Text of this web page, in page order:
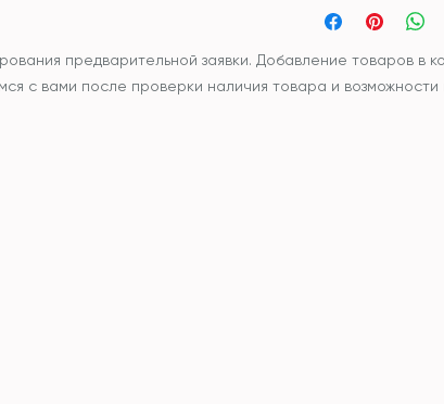
Размер: 10*29см
предварительной заявки. Добавление товаров в
с вами после проверки наличия товара и